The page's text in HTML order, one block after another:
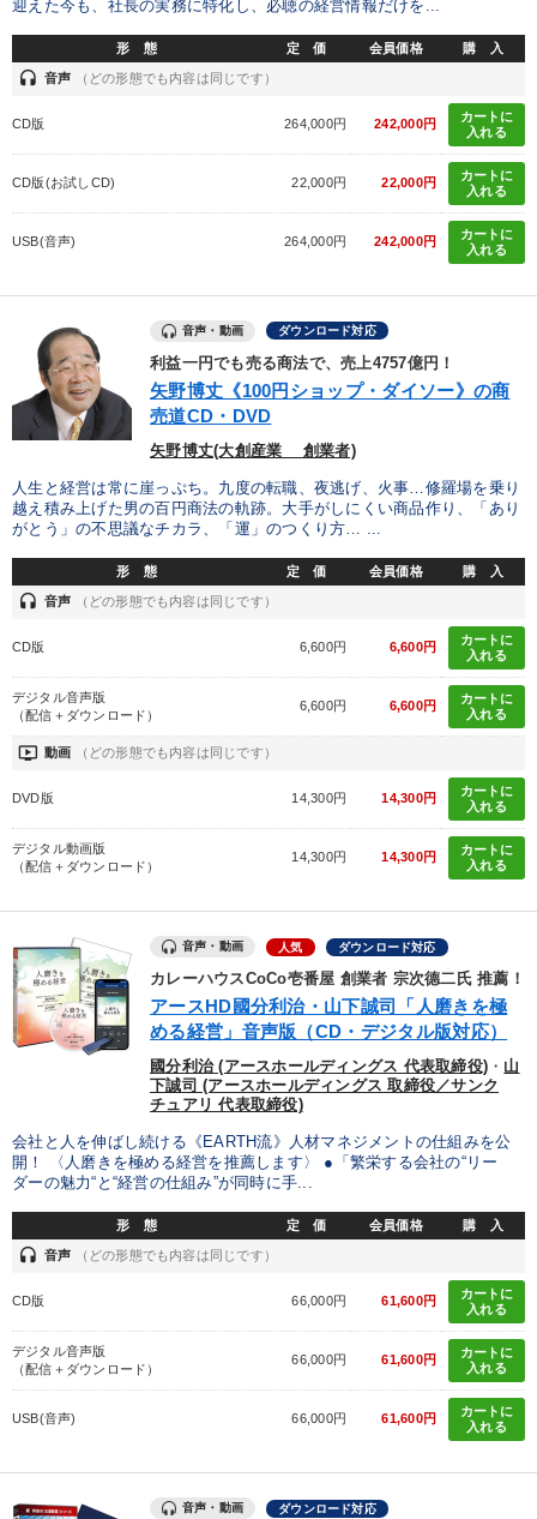
迎えた今も、社長の実務に特化し、必聴の経営情報だけを...
形 態 定 価 会員価格 購 入
headset 音声 （どの形態でも内容は同じです）
CD版 264,000円 242,000円
カートに
入れる
CD版(お試しCD) 22,000円 22,000円
カートに
入れる
USB(音声) 264,000円 242,000円
カートに
入れる
音声・動画 ダウンロード対応
利益一円でも売る商法で、売上4757億円！
矢野博丈《100円ショップ・ダイソー》の商
売道CD・DVD
矢野博丈(大創産業 創業者)
人生と経営は常に崖っぷち。九度の転職、夜逃げ、火事…修羅場を乗り
越え積み上げた男の百円商法の軌跡。大手がしにくい商品作り、「あり
がとう」の不思議なチカラ、「運」のつくり方… ...
形 態 定 価 会員価格 購 入
headset 音声 （どの形態でも内容は同じです）
CD版 6,600円 6,600円
カートに
入れる
デジタル音声版
（配信＋ダウンロード）
6,600円 6,600円
カートに
入れる
ondemand_video 動画 （どの形態でも内容は同じです）
DVD版 14,300円 14,300円
カートに
入れる
デジタル動画版
（配信＋ダウンロード）
14,300円 14,300円
カートに
入れる
音声・動画 人気 ダウンロード対応
カレーハウスCoCo壱番屋 創業者 宗次德二氏 推薦！
アースHD國分利治・山下誠司「人磨きを極
める経営」音声版（CD・デジタル版対応）
國分利治 (アースホールディングス 代表取締役) ・ 山
下誠司 (アースホールディングス 取締役／サンク
チュアリ 代表取締役)
会社と人を伸ばし続ける《EARTH流》人材マネジメントの仕組みを公
開！ 〈人磨きを極める経営を推薦します〉 ●「繁栄する会社の“リー
ダーの魅力“と“経営の仕組み”が同時に手...
形 態 定 価 会員価格 購 入
headset 音声 （どの形態でも内容は同じです）
CD版 66,000円 61,600円
カートに
入れる
デジタル音声版
（配信＋ダウンロード）
66,000円 61,600円
カートに
入れる
USB(音声) 66,000円 61,600円
カートに
入れる
音声・動画 ダウンロード対応